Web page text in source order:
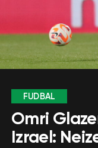
FUDBAL
Omri
Izrael: